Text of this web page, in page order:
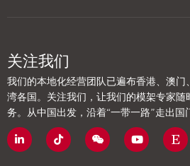
关注我们
我们的本地化经营团队已遍布香港、澳
湾各国。关注我们，让我们的模架专家随
务。从中国出发，沿着“一带一路”走出国